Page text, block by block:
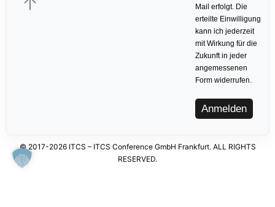
Mail erfolgt. Die
erteilte Einwilligung
kann ich jederzeit
mit Wirkung für die
Zukunft in jeder
angemessenen
Form widerrufen.
Anmelden
© 2017-2026 ITCS – ITCS Conference GmbH Frankfurt. ALL RIGHTS
RESERVED.